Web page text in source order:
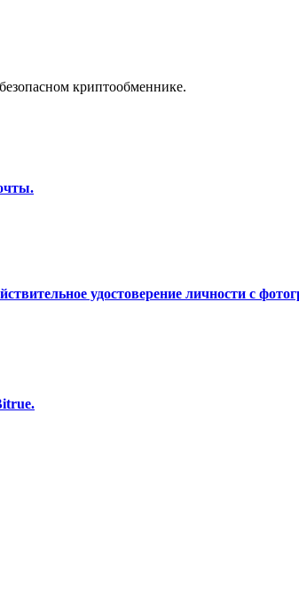
криптообменнике.
удостоверение личности с